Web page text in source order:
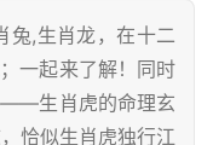
兔,生肖龙，在十二
一起来了解！同时
——生肖虎的命理玄
恰似生肖虎独行江